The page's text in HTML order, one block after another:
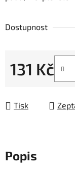
Dostupnost
131 Kč
Měrná cena:
Tisk
Popis